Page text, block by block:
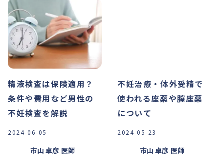
精液検査は保険適用？
条件や費用など男性の
不妊検査を解説
2024-06-05
市山 卓彦 医師
不妊治療・体外受精で
使われる座薬や膣座薬
について
2024-05-23
市山 卓彦 医師